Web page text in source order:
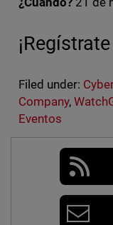
Filed under:
Company,
Eventos